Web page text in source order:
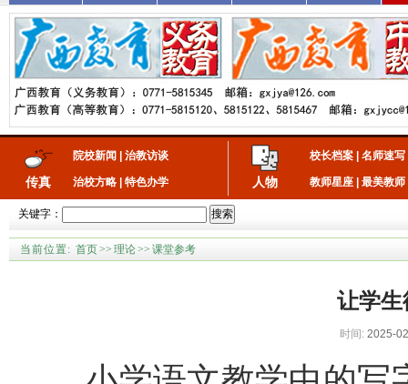
传真
院校新闻 治教访谈
治校方略 特色办学 人物
校长档案 名师速写
教师星座 最美教师
关键字： 搜索
当前位置: 首页>> 理论>> 课堂参考
让学
时间: 2025-